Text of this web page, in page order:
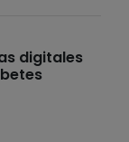
digitales